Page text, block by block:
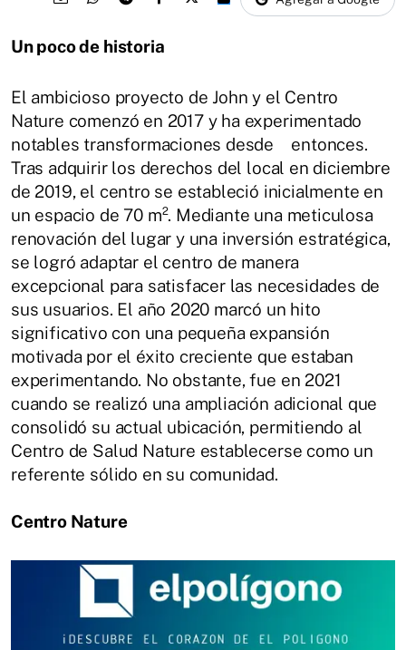
Un poco de historia
El ambicioso proyecto de John y el Centro
Nature comenzó en 2017 y ha experimentado
notables transformaciones desde entonces.
Tras adquirir los derechos del local en diciembre
de 2019, el centro se estableció inicialmente en
un espacio de 70 m². Mediante una meticulosa
renovación del lugar y una inversión estratégica,
se logró adaptar el centro de manera
excepcional para satisfacer las necesidades de
sus usuarios. El año 2020 marcó un hito
significativo con una pequeña expansión
motivada por el éxito creciente que estaban
experimentando. No obstante, fue en 2021
cuando se realizó una ampliación adicional que
consolidó su actual ubicación, permitiendo al
Centro de Salud Nature establecerse como un
referente sólido en su comunidad.
Centro Nature